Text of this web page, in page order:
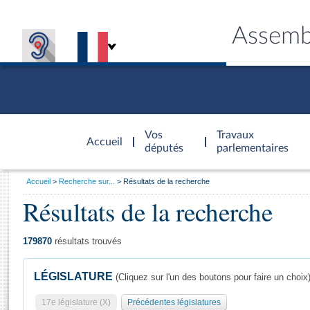
Accueil
d'accueil
Vos
députés
Travaux
parlementaires
Général
Vous
Accueil Recherche sur... Résultats de la recherche
Résultats de la recherche
179870 résultats trouvés
LÉGISLATURE (Cliquez sur l'un des boutons pour faire un choix)
17e législature (X) Précédentes législatures